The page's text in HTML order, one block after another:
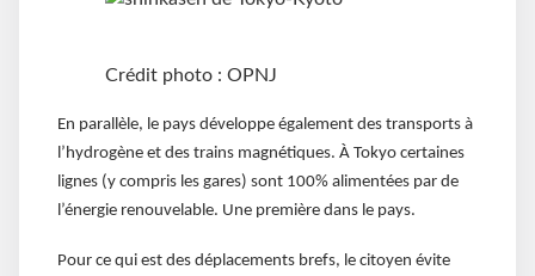
Crédit photo : OPNJ
En parallèle, le pays développe également des transports à
l’hydrogène et des trains magnétiques. À Tokyo certaines
lignes (y compris les gares) sont 100% alimentées par de
l’énergie renouvelable. Une première dans le pays.
Pour ce qui est des déplacements brefs, le citoyen évite